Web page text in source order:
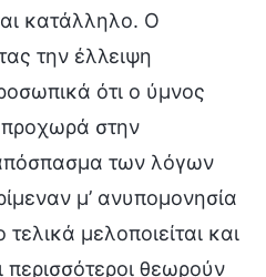
κατάλληλο. Ο
την έλλειψη
ότι ο ύμνος
προχωρά στην
των λόγων
μ’ ανυπομονησία
μελοποιείται και
περισσότεροι θεωρούν